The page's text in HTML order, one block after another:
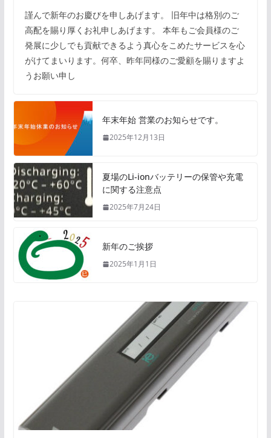
謹んで新年のお慶びを申しあげます。 旧年中は格別のご
高配を賜り厚くお礼申しあげます。 本年もご会員様のご
発展に少しでも貢献できるよう真心をこめたサービスを心
がけてまいります。何卒、昨年同様のご愛顧を賜りますよ
うお願い申し
年末年始 営業のお知らせです。
2025年12月13日
夏場のLi-ionバッテリーの保管や充電
に関する注意点
2025年7月24日
新年のご挨拶
2025年1月1日